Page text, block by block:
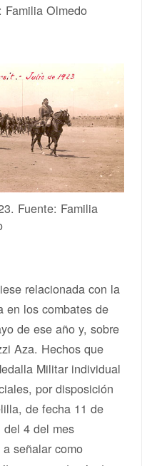
Familia Olmedo
Fuente: Familia
relacionada con la
en los combates de
de ese año y, sobre
Aza. Hechos que
Militar individual
por disposición
de fecha 11 de
del 4 del mes
señalar como